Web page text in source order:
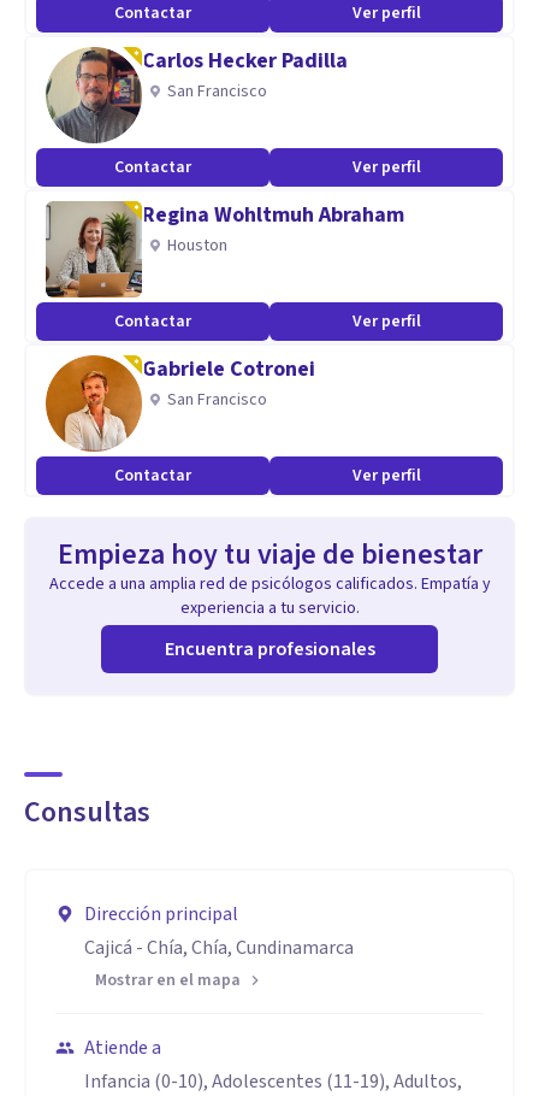
Contactar Ver perfil
Carlos Hecker Padilla
San Francisco
Contactar Ver perfil
Regina Wohltmuh Abraham
Houston
Contactar Ver perfil
Gabriele Cotronei
San Francisco
Contactar Ver perfil
Empieza hoy tu viaje de bienestar
Accede a una amplia red de psicólogos calificados. Empatía y
experiencia a tu servicio.
Encuentra profesionales
Consultas
Dirección principal
Cajicá - Chía, Chía, Cundinamarca
Mostrar en el mapa
Atiende a
Infancia (0-10), Adolescentes (11-19), Adultos,